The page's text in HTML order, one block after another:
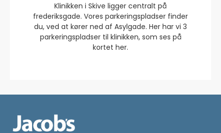
Klinikken i Skive ligger centralt på
frederiksgade. Vores parkeringspladser finder
du, ved at kører ned af Asylgade. Her har vi 3
parkeringspladser til klinikken, som ses på
kortet her.